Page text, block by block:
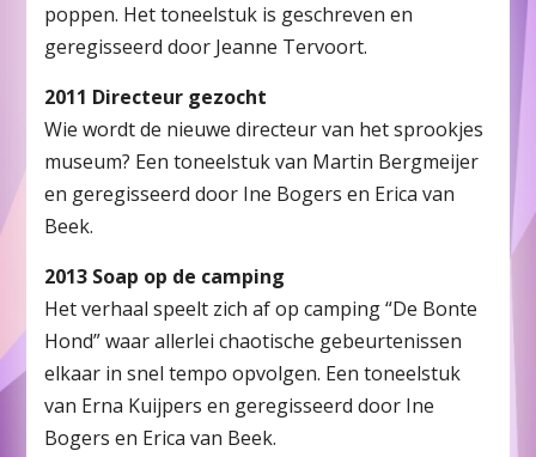
poppen. Het toneelstuk is geschreven en
geregisseerd door Jeanne Tervoort.
2011 Directeur gezocht
Wie wordt de nieuwe directeur van het sprookjes
museum? Een toneelstuk van Martin Bergmeijer
en geregisseerd door Ine Bogers en Erica van
Beek.
2013 Soap op de camping
Het verhaal speelt zich af op camping “De Bonte
Hond” waar allerlei chaotische gebeurtenissen
elkaar in snel tempo opvolgen. Een toneelstuk
van Erna Kuijpers en geregisseerd door Ine
Bogers en Erica van Beek.